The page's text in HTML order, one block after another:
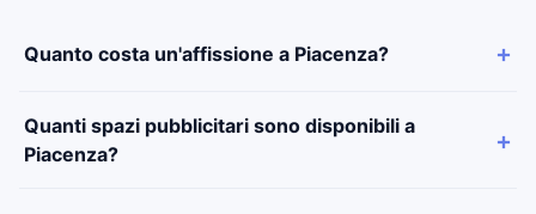
Quanto costa un'affissione a Piacenza?
Quanti spazi pubblicitari sono disponibili a
Piacenza?